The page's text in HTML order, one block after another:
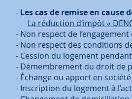
- Les cas de remise en cause
La réduction d’impôt «
- Non respect de
- Non respect des conditions
- Cession du logement
- Démembrement du droit de
- Échange ou apport en
- Inscription du logement à